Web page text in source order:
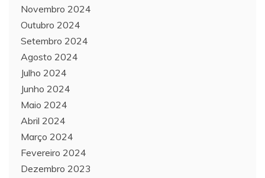
Novembro 2024
Outubro 2024
Setembro 2024
Agosto 2024
Julho 2024
Junho 2024
Maio 2024
Abril 2024
Março 2024
Fevereiro 2024
Dezembro 2023